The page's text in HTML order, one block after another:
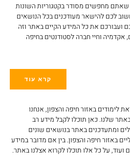
לימודים באזור חיפה והצפון, אנחנו
שלנו. כאן תוכלו לקבל מידע רב
ומתעדכנים באתר בנושאים שונים
באזור חיפה והצפון. בין אם מדובר במידע
ועוד, על כל אלו תוכלו לקרוא אצלנו באתר.
מחפשים מסודר בקטגוריות השונות
לכם להישאר מעודכנים בכל הנושאים
ועבורכם את כל המידע הקיים באתר וזה
וחיי חברה לסטודנטים בחיפה
קרא עוד